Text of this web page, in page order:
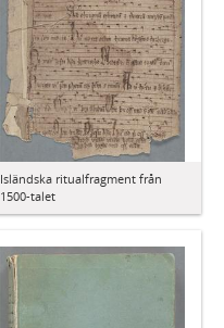
Isländska ritualfragment från
1500-talet